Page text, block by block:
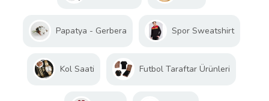
Papatya - Gerbera Spor Sweatshirt
Kol Saati Futbol Taraftar Ürünleri